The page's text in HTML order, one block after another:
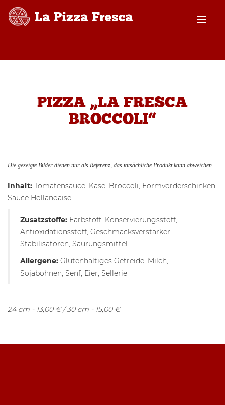
PIZZA „LA FRESCA
BROCCOLI“
Die gezeigte Bilder dienen nur als Referenz, das tatsächliche Produkt kann abweichen.
Inhalt: Tomatensauce, Käse, Broccoli, Formvorderschinken,
Sauce Hollandaise
Zusatzstoffe: Farbstoff, Konservierungsstoff,
Antioxidationsstoff, Geschmacksverstärker,
Stabilisatoren, Säurungsmittel
Allergene: Glutenhaltiges Getreide, Milch,
Sojabohnen, Senf, Eier, Sellerie
24 cm - 13,00 € / 30 cm - 15,00 €